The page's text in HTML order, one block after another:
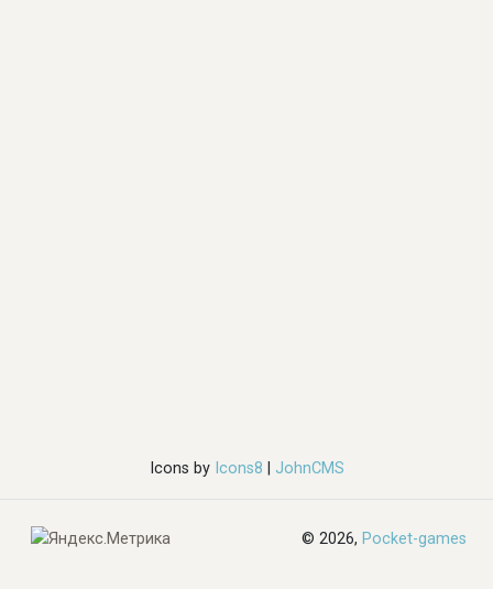
Icons byIcons8 JohnCMS
© 2026, Pocket-games